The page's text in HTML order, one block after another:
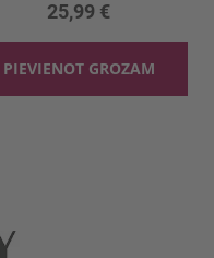
25,99 €
PIEVIENOT GROZAM